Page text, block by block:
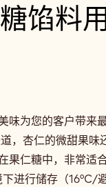
馅料
味为您的客户带来
，杏仁的微甜果味
果仁糖中，非常适
进行储存（16°C/避